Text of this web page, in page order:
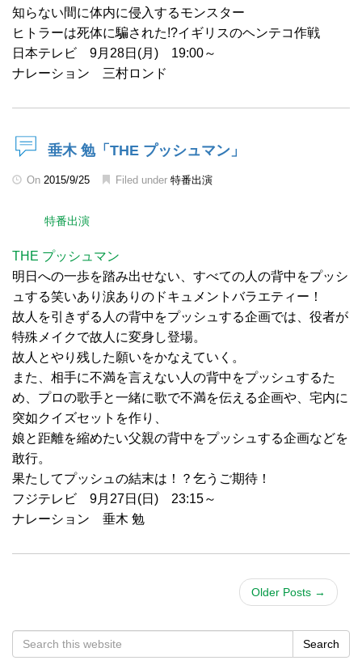
知らない間に体内に侵入するモンスター
ヒトラーは死体に騙された!?イギリスのヘンテコ作戦
日本テレビ 9月28日(月) 19:00～
ナレーション 三村ロンド
垂木 勉「THE プッシュマン」
On 2015/9/25 Filed under 特番出演
特番出演
THE プッシュマン
明日への一歩を踏み出せない、すべての人の背中をプッシ
ュする笑いあり涙ありのドキュメントバラエティー！
故人を引きずる人の背中をプッシュする企画では、役者が
特殊メイクで故人に変身し登場。
故人とやり残した願いをかなえていく。
また、相手に不満を言えない人の背中をプッシュするた
め、プロの歌手と一緒に歌で不満を伝える企画や、宅内に
突如クイズセットを作り、
娘と距離を縮めたい父親の背中をプッシュする企画などを
敢行。
果たしてプッシュの結末は！？乞うご期待！
フジテレビ 9月27日(日) 23:15～
ナレーション 垂木 勉
Older Posts →
Search